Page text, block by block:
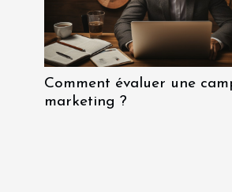
Comment évaluer une
marketing ?